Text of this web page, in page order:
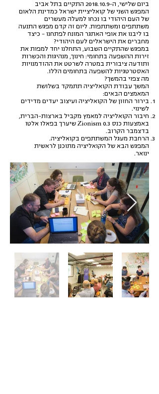
ביום שלישי, ה-2018.10.9 התקיים בתל אביב
המפגש השני של קואליציית ישראל כמדינת הלאום
של העם היהודי בו נכחו למעלה מעשרים
משתתפים ומשתתפות. ליום זה קדם מפגש התנעה
בו ליבנו את אופי האתגר המונח לפתחנו - כיצד
מחברים את הישראלים לעם היהודי?
במפגש שהתקיים השבוע, התחלנו יחד למפות את
זירות ההשפעה בתחומי: חינוך, מנהיגות והכשרות
ותודעה ציבורית במטרה לשרטט את ההזדמנויות
האסטרטגיות להשפעה בתחומים הללו.
מה צפוי בהמשך?
המשך עבודת הקואליציה תתמקד בשלושת
המאמצים הבאים:
בירור החזון של הקואליציה ועיצוב יעדים מדידים
לשינוי.
חיבור הקואליציה למאמץ מקביל בארצות-הברית,
באמצעות כנס 0.3 Zionism שיערך בפאלו אלטו
בדצמבר הקרוב.
הרחבת מעגל המשתתפים בקואליציה.
המפגש הבא של הקואליציה מתוכנן לראשית
ינואר.